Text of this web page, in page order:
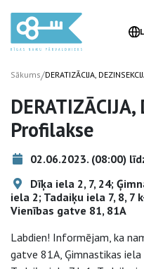
Sākums/DERATIZĀCIJA,
DERATIZĀCIJA,
Profilakse
02.06.2023. (08:00)
Dīķa iela 2, 7, 24;
iela 2; Tadaiķu iela 7, 8, 7
Vienības gatve 81, 81A
Labdien! Informējam, ka
gatve 81A, Ģimnastikas iela